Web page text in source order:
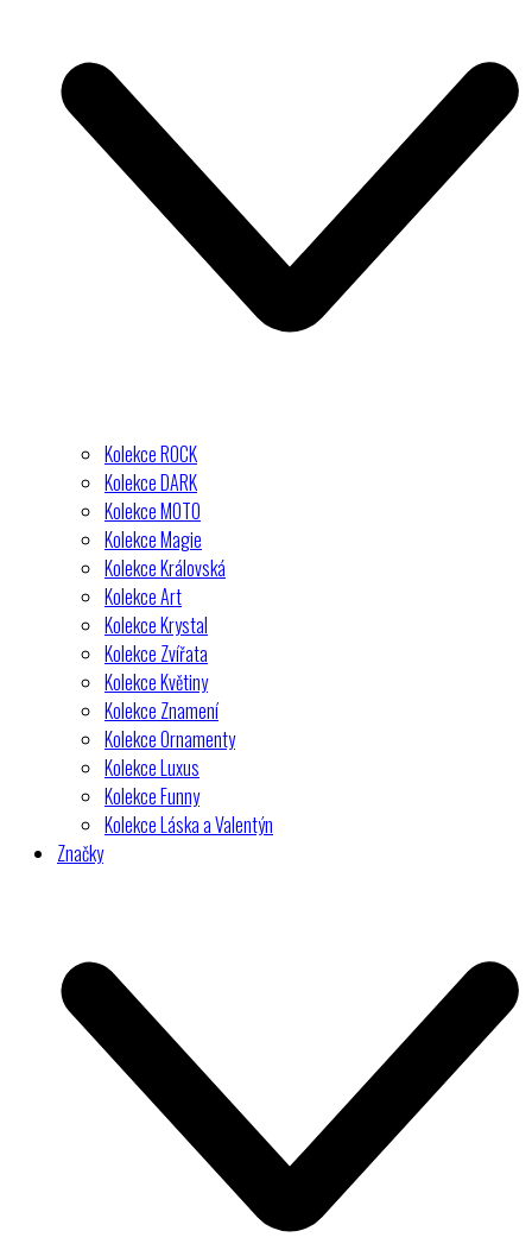
Kolekce ROCK
Kolekce DARK
Kolekce MOTO
Kolekce Magie
Kolekce Královská
Kolekce Art
Kolekce Krystal
Kolekce Zvířata
Kolekce Květiny
Kolekce Znamení
Kolekce Ornamenty
Kolekce Luxus
Kolekce Funny
Kolekce Láska a Valentýn
Značky